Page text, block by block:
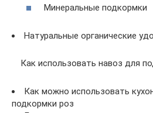
Минеральные подкормки
Натуральные органические
Как использовать навоз для
Как можно использовать
подкормки роз